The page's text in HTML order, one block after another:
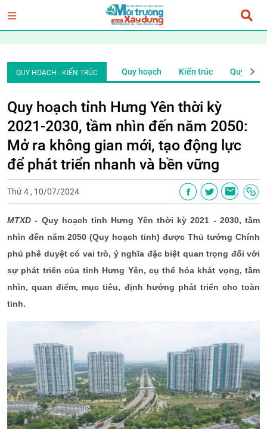
QUY HOẠCH - KIẾN TRÚC
Kiến trúc Quy hoạch Kiến trúc Quy hoạch
Quy hoạch tỉnh Hưng Yên thời kỳ
2021-2030, tầm nhìn đến năm 2050:
Mở ra không gian mới, tạo động lực
để phát triển nhanh và bền vững
Thứ 4 , 10/07/2024
MTXD - Quy hoạch tỉnh Hưng Yên thời kỳ 2021 - 2030, tầm
nhìn đến năm 2050 (Quy hoạch tỉnh) được Thủ tướng Chính
phủ phê duyệt có vai trò, ý nghĩa đặc biệt quan trọng đối với
sự phát triển của tỉnh Hưng Yên, cụ thể hóa khát vọng, tầm
nhìn, quan điểm, mục tiêu, định hướng phát triển cho toàn
tỉnh.